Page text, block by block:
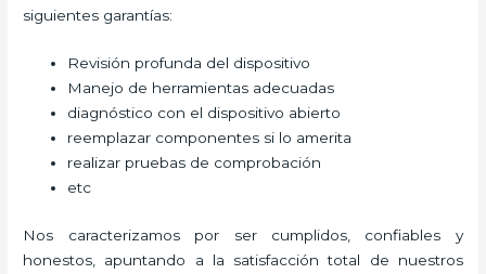
siguientes garantías:
Revisión profunda del dispositivo
Manejo de herramientas adecuadas
diagnóstico con el dispositivo abierto
reemplazar componentes si lo amerita
realizar pruebas de comprobación
etc
Nos caracterizamos por ser cumplidos, confiables y
honestos, apuntando a la satisfacción total de nuestros